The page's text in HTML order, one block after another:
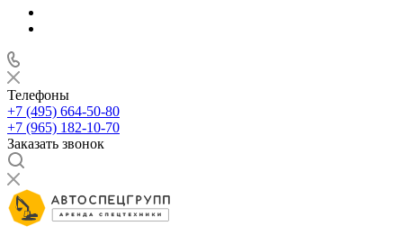
Телефоны
+7 (495) 664-50-80
+7 (965) 182-10-70
Заказать звонок